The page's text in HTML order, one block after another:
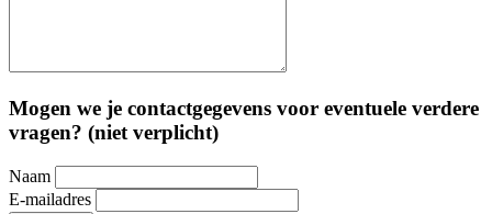
Mogen we je contactgegevens voor eventuele verdere
vragen? (niet verplicht)
Naam
E-mailadres